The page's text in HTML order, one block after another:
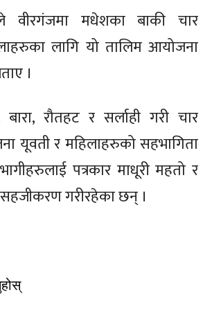
वीरगंजमा मधेशका बाकी चार
लागि यो तालिम आयोजना
।
बारा, रौतहट र सर्लाही गरी चार
यूवती र महिलाहरुको सहभागिता
पत्रकार माधूरी महतो र
गरीरहेका छन् ।